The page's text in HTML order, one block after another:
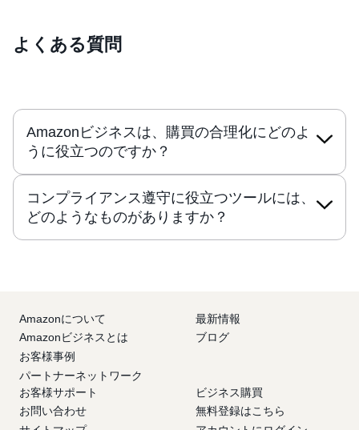
よくある質問
Amazonビジネスは、購買の合理化にどのよ
うに役立つのですか？
コンプライアンス遵守に役立つツールには、
どのようなものがありますか？
Amazonについて
Amazonビジネスとは
お客様事例
パートナーネットワーク
最新情報
ブログ
お客様サポート
お問い合わせ
ビジネス購買
無料登録はこちら